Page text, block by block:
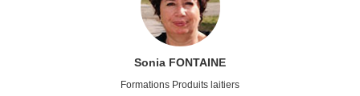
Sonia FONTAINE
Formations Produits laitiers